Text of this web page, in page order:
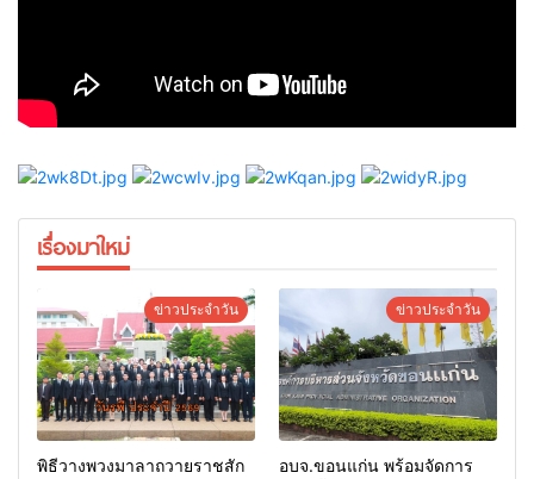
เรื่องมาใหม่
ข่าวประจำวัน
พิธีวางพวงมาลาถวายราชสัก
ข่าวประจำวัน
อบจ.ขอนแก่น พร้อมจัดการ